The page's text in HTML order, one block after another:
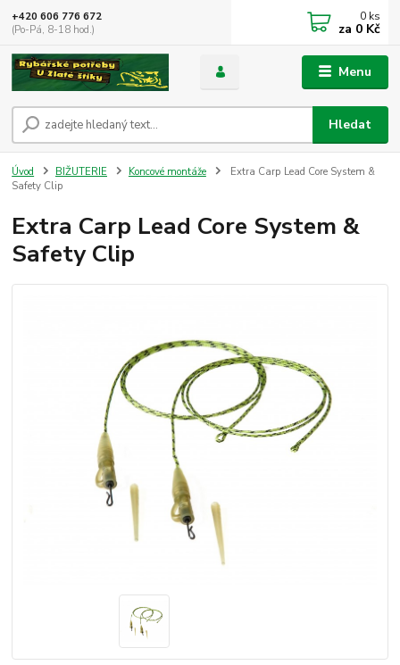
Menu
Hledat
+420 606 776 672
(Po-Pá, 8-18 hod.)
0 ks
za 0 Kč
Úvod BIŽUTERIE Koncové montáže
Extra Carp Lead Core System &
Safety Clip
Extra Carp Lead Core System &
Safety Clip